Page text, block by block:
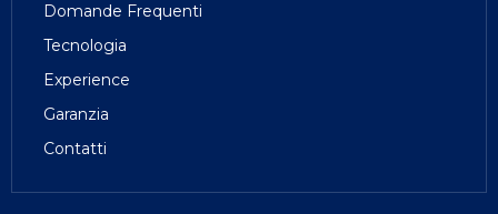
Domande Frequenti
Tecnologia
Experience
Garanzia
Contatti